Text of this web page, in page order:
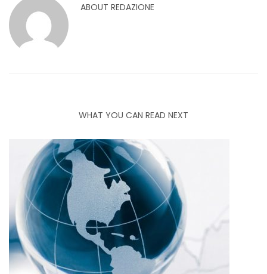
ABOUT REDAZIONE
WHAT YOU CAN READ NEXT